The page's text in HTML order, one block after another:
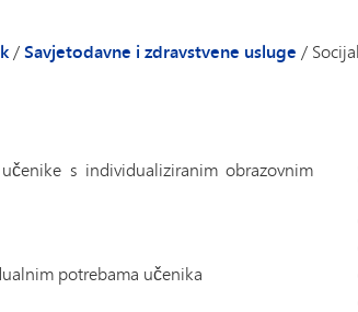
usluge
/Savjetodavne i zdravstvene usluge /
s individualiziranim obrazovnim
potrebama učenika